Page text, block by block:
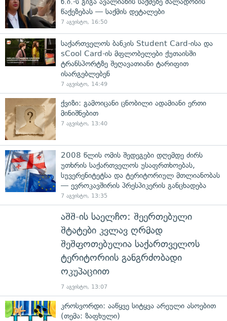
წაქეზებას — საქმის დეტალები
7 აგვისტო, 16:50
საქართველოს ბანკის Student Card-ისა და
sCool Card-ის მფლობელები ქუთაისში
ტრანსპორტზე შეღავათიანი ტარიფით
ისარგებლებენ
7 აგვისტო, 14:49
ქვიზი: გამოიცანი ცნობილი ადამიანი ერთი
მინიშნებით
7 აგვისტო, 13:40
2008 წლის ომის შედეგები დღემდე ძირს
უთხრის საქართველოს უსაფრთხოებას,
სუვერენიტეტსა და ტერიტორიულ მთლიანობას
— ევროკავშირის პრესპიკერის განცხადება
7 აგვისტო, 13:35
აშშ-ის საელჩო: შეერთებული
შტატები კვლავ ღრმად
შეშფოთებულია საქართველოს
ტერიტორიის განგრძობადი
ოკუპაციით
7 აგვისტო, 13:07
კროსვორდი: ააწყვე სიტყვა არეული ასოებით
(თემა: ზაფხული)